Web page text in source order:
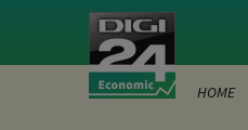
HOME